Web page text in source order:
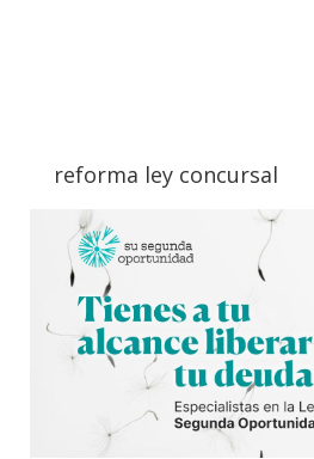
reforma ley concursal